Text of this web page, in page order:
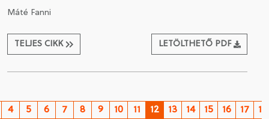
Máté Fanni
TELJES CIKK LETÖLTHETŐ PDF
4 5 6 7 8 9 10 11 12 13 14 15 16 17 18